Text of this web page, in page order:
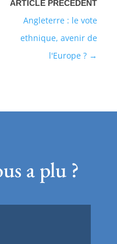
Angleterre : le vote
ethnique, avenir de
l'Europe ?
a plu ?